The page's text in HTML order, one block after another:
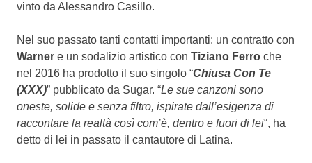
vinto da Alessandro Casillo.
Nel suo passato tanti contatti importanti: un contratto con
Warner e un sodalizio artistico con Tiziano Ferro che
nel 2016 ha prodotto il suo singolo “Chiusa Con Te
(XXX)” pubblicato da Sugar. “Le sue canzoni sono
oneste, solide e senza filtro, ispirate dall’esigenza di
raccontare la realtà così com’è, dentro e fuori di lei“, ha
detto di lei in passato il cantautore di Latina.